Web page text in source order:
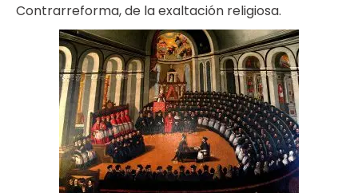
Contrarreforma, de la exaltación religiosa.